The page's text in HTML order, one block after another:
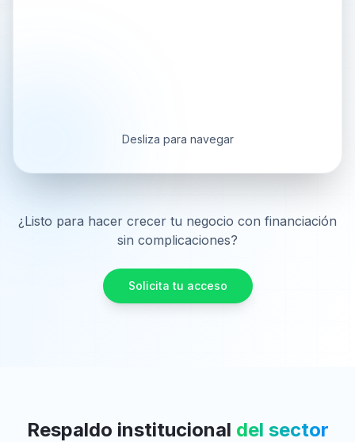
Desliza para navegar
¿Listo para hacer crecer tu negocio con financiación
sin complicaciones?
Solicita tu acceso
Respaldo institucional del sector